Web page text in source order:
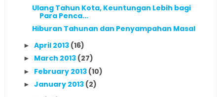
Ulang Tahun Kota, Keuntungan Lebih bagi
Para Penca...
Hiburan Tahunan dan Penyampahan Masal
► April 2013 (16)
► March 2013 (27)
► February 2013 (10)
► January 2013 (2)